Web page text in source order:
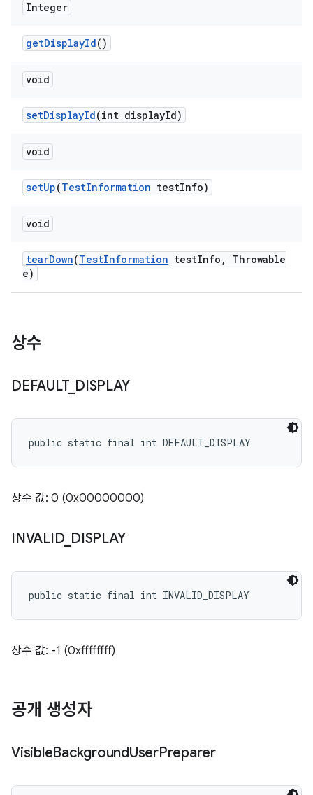
Integer
getDisplayId()
void
setDisplayId(int displayId)
void
setUp(TestInformation testInfo)
void
tearDown(TestInformation testInfo ,
Throwable
e)
상수
DEFAULT_ DISPLAY
public static final int DEFAULT_DISPLAY
상수 값: 0 (0x00000000)
INVALID_ DISPLAY
public static final int INVALID_DISPLAY
상수 값: -1 (0xffffffff)
공개 생성자
VisibleBackgroundUserPreparer